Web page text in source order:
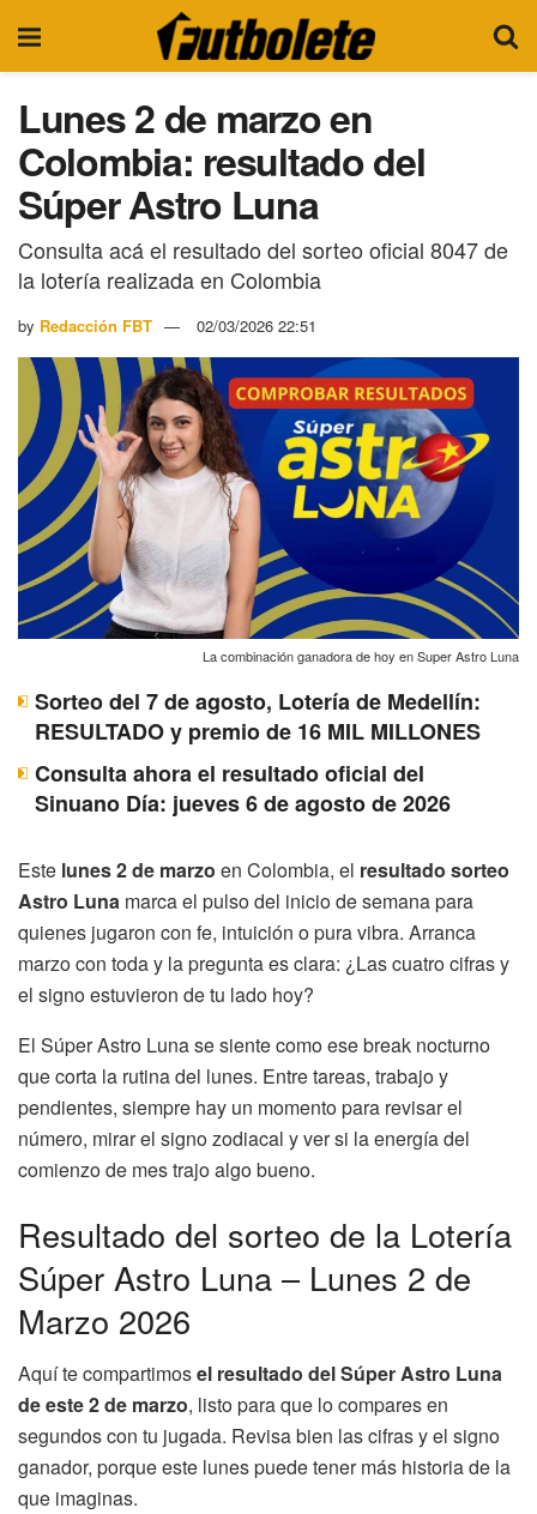
Lunes 2 de marzo en
Colombia: resultado del
Súper Astro Luna
Consulta acá el resultado del sorteo oficial 8047 de
la lotería realizada en Colombia
by Redacción FBT 02/03/2026 22:51
La combinación ganadora de hoy en Super Astro Luna
Sorteo del 7 de agosto, Lotería de Medellín:
RESULTADO y premio de 16 MIL MILLONES
Consulta ahora el resultado oficial del
Sinuano Día: jueves 6 de agosto de 2026
Este lunes 2 de marzo en Colombia, el resultado sorteo
Astro Luna marca el pulso del inicio de semana para
quienes jugaron con fe, intuición o pura vibra. Arranca
marzo con toda y la pregunta es clara: ¿Las cuatro cifras y
el signo estuvieron de tu lado hoy?
El Súper Astro Luna se siente como ese break nocturno
que corta la rutina del lunes. Entre tareas, trabajo y
pendientes, siempre hay un momento para revisar el
número, mirar el signo zodiacal y ver si la energía del
comienzo de mes trajo algo bueno.
Resultado del sorteo de la Lotería
Súper Astro Luna – Lunes 2 de
Marzo 2026
Aquí te compartimosel resultado del Súper Astro Luna
de este 2 de marzo, listo para que lo compares en
segundos con tu jugada. Revisa bien las cifras y el signo
ganador, porque este lunes puede tener más historia de la
que imaginas.